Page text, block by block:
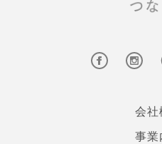
会社
事業